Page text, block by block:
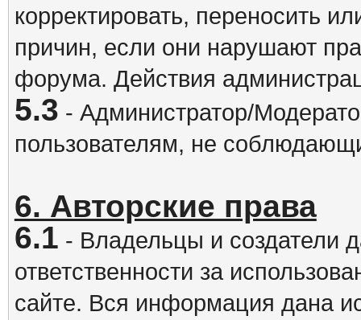
корректировать, переносить
причин, если они нарушают
форума. Действия
5.3 - Администратор/
пользователям, не
6. Авторские права
6.1 - Владельцы и создатели
ответственности за
сайте. Вся информация дана